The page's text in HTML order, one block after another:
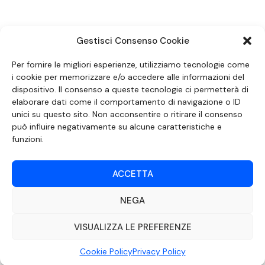
Gestisci Consenso Cookie
Per fornire le migliori esperienze, utilizziamo tecnologie come
i cookie per memorizzare e/o accedere alle informazioni del
dispositivo. Il consenso a queste tecnologie ci permetterà di
elaborare dati come il comportamento di navigazione o ID
unici su questo sito. Non acconsentire o ritirare il consenso
può influire negativamente su alcune caratteristiche e
funzioni.
ACCETTA
NEGA
VISUALIZZA LE PREFERENZE
Cookie PolicyPrivacy Policy
SEGUICI SUI SOCIAL
DOCUMENTO REDATTO AI SENSI DELL’ART. 6 DEL DECRETO DEL MINISTRO
AUTOREGOLAMENTAZIONE IN MATERIA DI ATTUAZIONE DEL PRINCIPIO DEL
©2022 Video Mediterraneo – Realizzato da
Tutti i diritti riservati |